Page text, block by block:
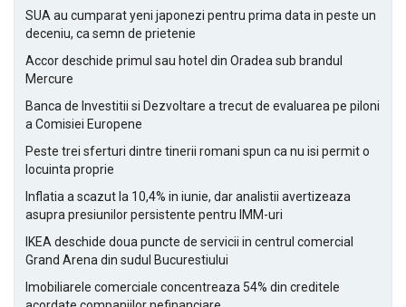
SUA au cumparat yeni japonezi pentru prima data in peste un
deceniu, ca semn de prietenie
Accor deschide primul sau hotel din Oradea sub brandul
Mercure
Banca de Investitii si Dezvoltare a trecut de evaluarea pe piloni
a Comisiei Europene
Peste trei sferturi dintre tinerii romani spun ca nu isi permit o
locuinta proprie
Inflatia a scazut la 10,4% in iunie, dar analistii avertizeaza
asupra presiunilor persistente pentru IMM-uri
IKEA deschide doua puncte de servicii in centrul comercial
Grand Arena din sudul Bucurestiului
Imobiliarele comerciale concentreaza 54% din creditele